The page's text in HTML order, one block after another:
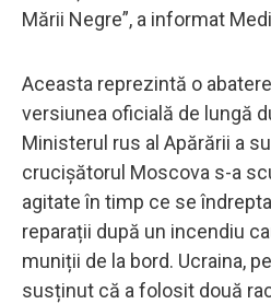
Mării Negre”, a informat
Aceasta reprezintă o
versiunea oficială de lungă
Ministerul rus al Apărării a
crucișătorul Moscova s-a
agitate în timp ce se
reparații după un incendiu
muniții de la bord. Ucraina,
susținut că a folosit două